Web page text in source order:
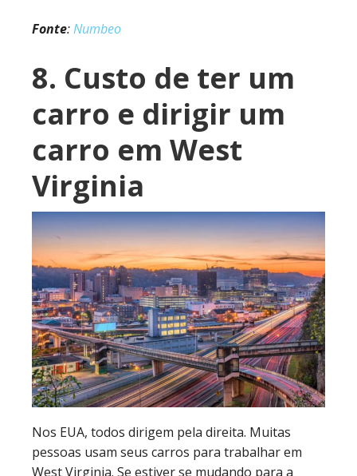
Fonte:Numbeo
8. Custo de ter um
carro e dirigir um
carro em West
Virginia
Nos EUA, todos dirigem pela direita. Muitas
pessoas usam seus carros para trabalhar em
West Virginia. Se estiver se mudando para a